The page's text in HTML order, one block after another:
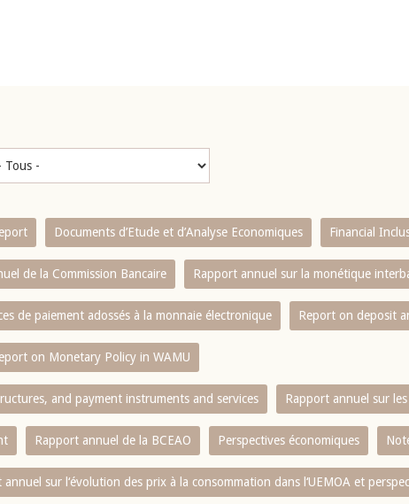
Documents d’Etude et d’Analyse Economiques Financial
de la Commission Bancaire Rapport annuel sur la monétique
de paiement adossés à la monnaie électronique Report on deposit
on Monetary Policy in WAMU
and payment instruments and services Rapport annuel sur
Rapport annuel de la BCEAO Perspectives économiques
annuel sur l‘évolution des prix à la consommation dans l‘UEMOA et